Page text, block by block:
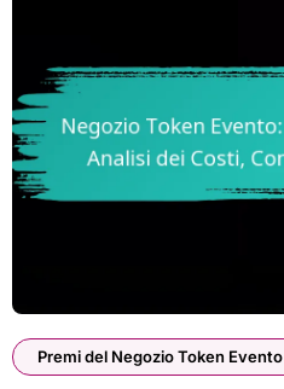
Premi del Negozio Token Evento